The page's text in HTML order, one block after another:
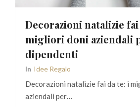
Decorazioni natalizie fai
migliori doni aziendali
dipendenti
In Idee Regalo
Decorazioni natalizie fai da te: i
aziendali per…